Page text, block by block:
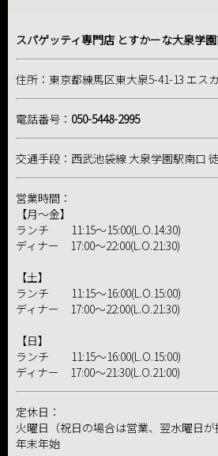
スパゲッティ専門店 とすかーな大泉学
住所：東京都練馬区東大泉5-41-13 エス
電話番号： 050-5448-2995
交通手段：西武池袋線 大泉学園駅南口
営業時間：
【月～金】
ランチ 11:15～15:00(L.O.14:30)
ディナー 17:00～22:00(L.O.21:30)
【土】
ランチ 11:15～16:00(L.O.15:00)
ディナー 17:00～22:00(L.O.21:30)
【日】
ランチ 11:15～16:00(L.O.15:00)
ディナー 17:00～21:30(L.O.21:00)
定休日：
火曜日（祝日の場合は営業、翌水曜日が
年末年始